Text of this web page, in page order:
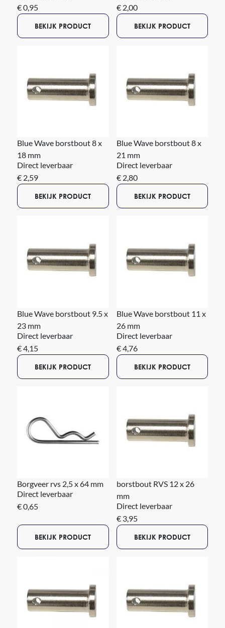
€ 0,95
BEKIJK PRODUCT
€ 2,00
BEKIJK PRODUCT
Blue Wave borstbout 8 x
18 mm
Direct leverbaar
€ 2,59
BEKIJK PRODUCT
Blue Wave borstbout 8 x
21 mm
Direct leverbaar
€ 2,80
BEKIJK PRODUCT
Blue Wave borstbout 9.5 x
23 mm
Direct leverbaar
€ 4,15
BEKIJK PRODUCT
Blue Wave borstbout 11 x
26 mm
Direct leverbaar
€ 4,76
BEKIJK PRODUCT
Borgveer rvs 2,5 x 64 mm
Direct leverbaar
€ 0,65
BEKIJK PRODUCT
borstbout RVS 12 x 26
mm
Direct leverbaar
€ 3,95
BEKIJK PRODUCT